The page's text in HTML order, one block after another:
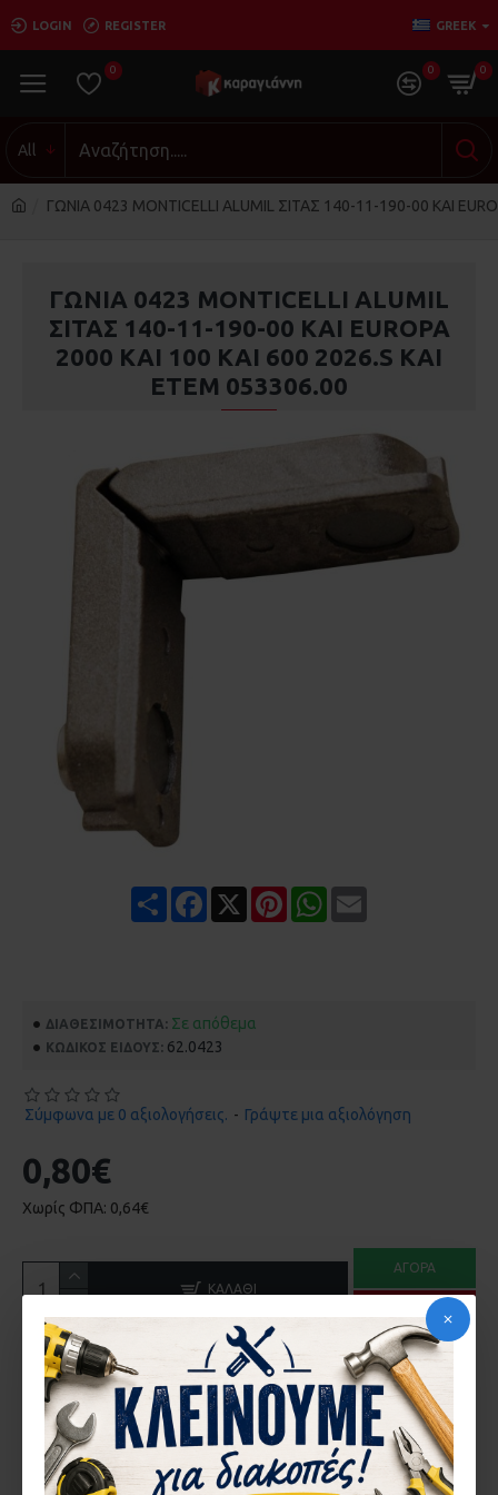
LOGIN REGISTER GREEK
0 0 0
All
ΓΩΝΙΑ 0423 MONTICELLI ALUMIL ΣΙΤΑΣ 140-11-190-00 KAI
ΓΩΝΙΑ 0423 MONTICELLI ALUMIL
ΣΙΤΑΣ 140-11-190-00 KAI EUROPA
2000 KAI 100 KAI 600 2026.S KAI
ΕΤΕΜ 053306.00
Share Facebook PinterestWhatsApp
ΔΙΑΘΕΣΙΜΌΤΗΤΑ: Σε απόθεμα
ΚΩΔΙΚΌΣ ΕΊΔΟΥΣ: 62.0423
Σύμφωνα με 0 αξιολογήσεις. - Γράψτε μια αξιολόγηση
0,80€
Χωρίς ΦΠΑ: 0,64€
ΚΑΛΆΘΙ
ΑΓΟΡΆ
ΡΩΤΉΣΤΕ ΜΑΣ
ΠΕΡΙΓΡΑ΄ΦΉ